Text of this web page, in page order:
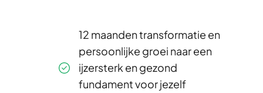
12 maanden transformatie en
persoonlijke groei naar een
ijzersterk en gezond
fundament voor jezelf